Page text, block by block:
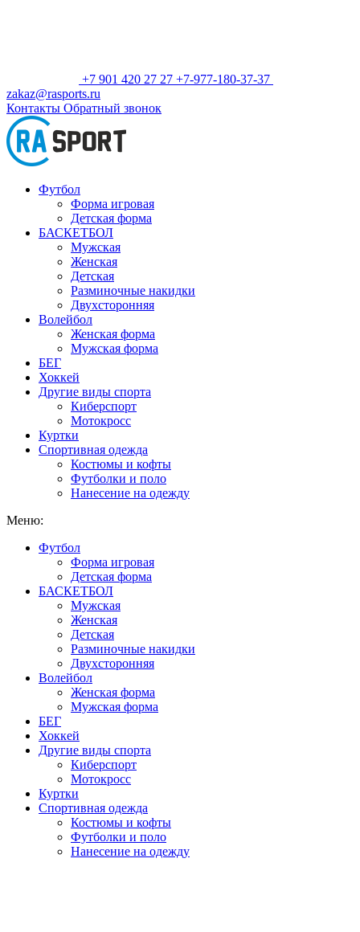
+7 901 420 27 27 +7-977-180-37-37
zakaz@rasports.ru
Контакты Обратный звонок
Футбол
Форма игровая
Детская форма
БАСКЕТБОЛ
Мужская
Женская
Детская
Разминочные накидки
Двухсторонняя
Волейбол
Женская форма
Мужская форма
БЕГ
Хоккей
Другие виды спорта
Киберспорт
Мотокросс
Куртки
Спортивная одежда
Костюмы и кофты
Футболки и поло
Нанесение на одежду
Меню:
Футбол
Форма игровая
Детская форма
БАСКЕТБОЛ
Мужская
Женская
Детская
Разминочные накидки
Двухсторонняя
Волейбол
Женская форма
Мужская форма
БЕГ
Хоккей
Другие виды спорта
Киберспорт
Мотокросс
Куртки
Спортивная одежда
Костюмы и кофты
Футболки и поло
Нанесение на одежду